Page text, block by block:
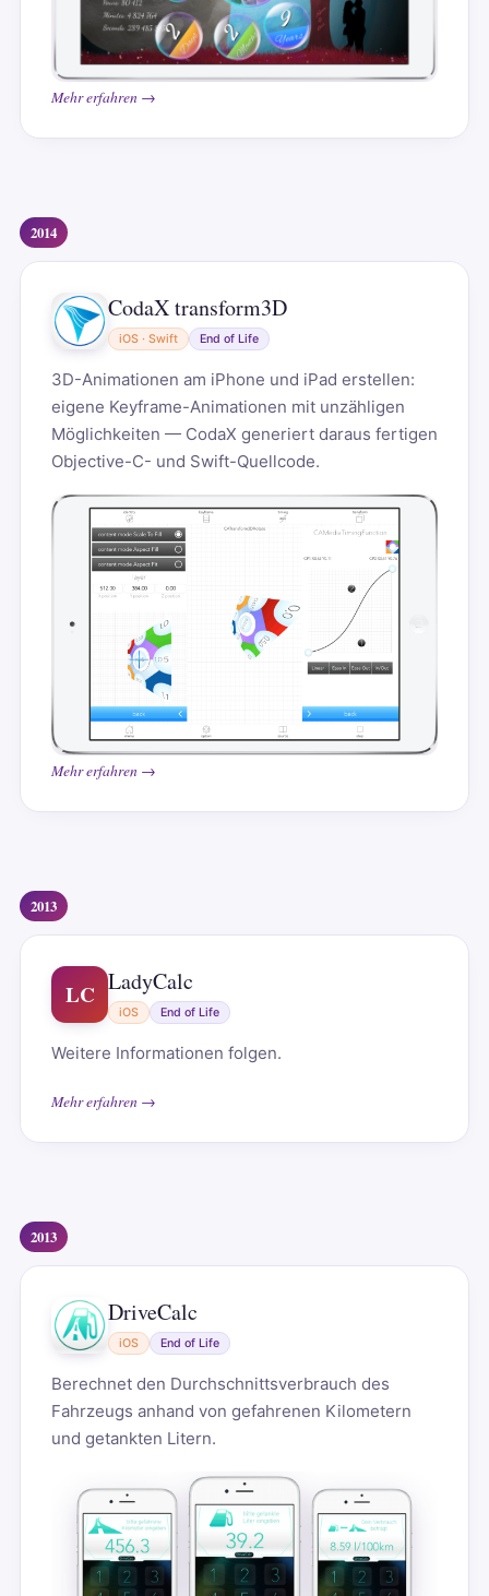
Mehr erfahren →
2014
CodaX transform3D
iOS · Swift End of Life
3D-Animationen am iPhone und iPad erstellen:
eigene Keyframe-Animationen mit unzähligen
Möglichkeiten — CodaX generiert daraus fertigen
Objective-C- und Swift-Quellcode.
Mehr erfahren →
2013
LC LadyCalc
iOS End of Life
Weitere Informationen folgen.
Mehr erfahren →
2013
DriveCalc
iOS End of Life
Berechnet den Durchschnittsverbrauch des
Fahrzeugs anhand von gefahrenen Kilometern
und getankten Litern.